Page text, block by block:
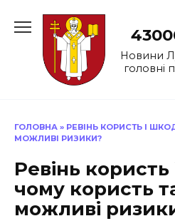
до
Новини
головні
ГОЛОВНА » РЕВІНЬ КОРИСТЬ І
МОЖЛИВІ РИЗИКИ?
Ревінь
чому користь
можливі